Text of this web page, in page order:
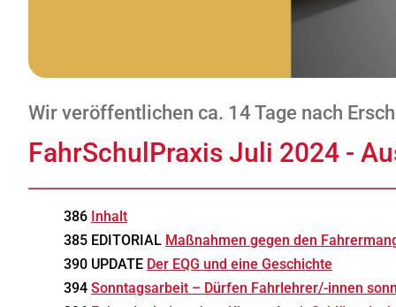
Wir veröffentlichen ca. 14 Tage nach
FahrSchulPraxis Juli 2024 -
386 Inhalt
385 EDITORIAL Maßnahmen gegen den
390 UPDATE Der EQG und eine Geschichte
394 Sonntagsarbeit – Dürfen Fahrlehrer/-innen